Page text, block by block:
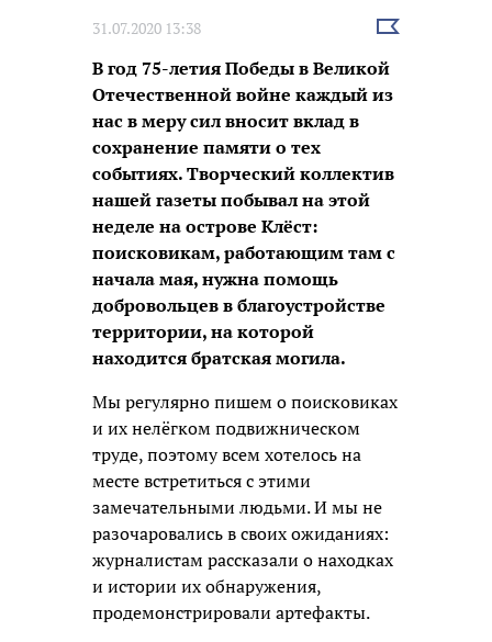
31.07.2020 13:38
Выбрать
В год 75-летия Победы в Великой
Отечественной войне каждый из
нас в меру сил вносит вклад в
сохранение памяти о тех
событиях. Творческий коллектив
нашей газеты побывал на этой
неделе на острове Клёст:
поисковикам, работающим там с
начала мая, нужна помощь
добровольцев в благоустройстве
территории, на которой
находится братская могила.
Мы регулярно пишем о поисковиках
и их нелёгком подвижническом
труде, поэтому всем хотелось на
месте встретиться с этими
замечательными людьми. И мы не
разочаровались в своих ожиданиях:
журналистам рассказали о находках
и истории их обнаружения,
продемонстрировали артефакты.